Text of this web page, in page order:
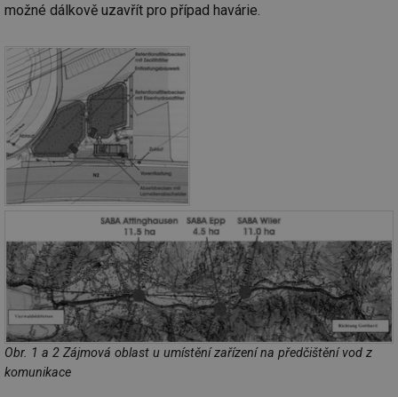
možné dálkově uzavřít pro případ havárie.
Obr. 1 a 2 Zájmová oblast u umístění zařízení na předčištění vod z
komunikace